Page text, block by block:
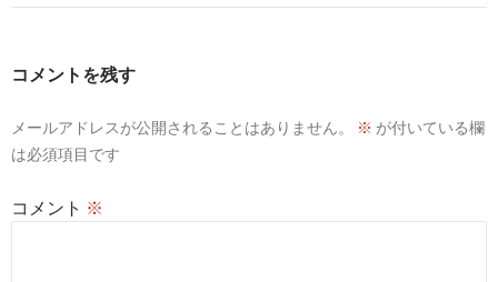
ゲ
ョ
コメントを残す
メールアドレスが公開されることはありません。 ※ が付いている欄
は必須項目です
コメント ※